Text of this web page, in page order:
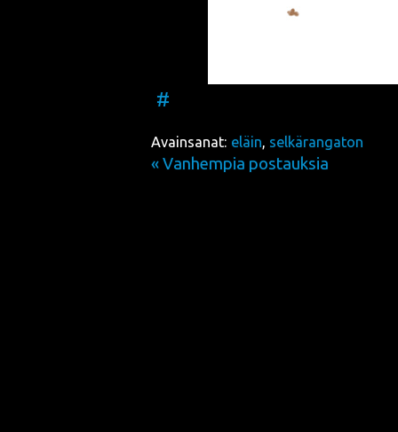
#
Avainsanat: eläin, selkärangaton
« Vanhempia postauksia